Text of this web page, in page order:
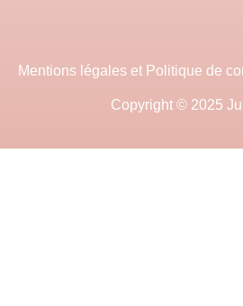
Mentions légales et Politique de
Copyright © 2025